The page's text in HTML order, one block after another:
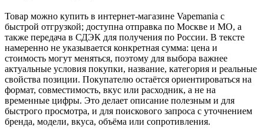
Товар можно купить в интернет-магазине Vapemania с
быстрой отгрузкой; доступна отправка по Москве и МО, а
также передача в СДЭК для получения по России. В тексте
намеренно не указывается конкретная сумма: цена и
стоимость могут меняться, поэтому для выбора важнее
актуальные условия покупки, название, категория и реальные
свойства позиции. Покупателю остаётся ориентироваться на
формат, совместимость, вкус или расходник, а не на
временные цифры. Это делает описание полезным и для
быстрого просмотра, и для поискового запроса с уточнением
бренда, модели, вкуса, объёма или сопротивления.